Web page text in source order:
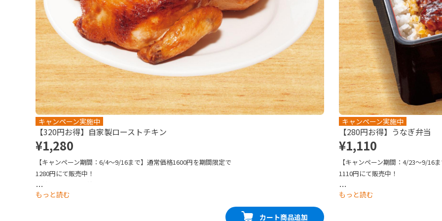
キャンペーン実施中
【320円お得】自家製ローストチキン
¥1,280
【キャンペーン期間：6/4～9/16まで】通常価格1600円を期間限定で
1280円にて販売中！
自社工場で丸ごと焼き上げた鶏肉は、しっとりやわらか。食卓を豪華
に彩る一品です。
…
もっと読む
カート商品追加
キャンペーン実施中
【280円お得】うなぎ弁当
¥1,110
【キャンペーン期間：4/23～9/16
1110円にて販売中！
「ふっくらやわらか」な自慢のう
なぎと甘すぎずキレのある焼きダ
…
もっと読む